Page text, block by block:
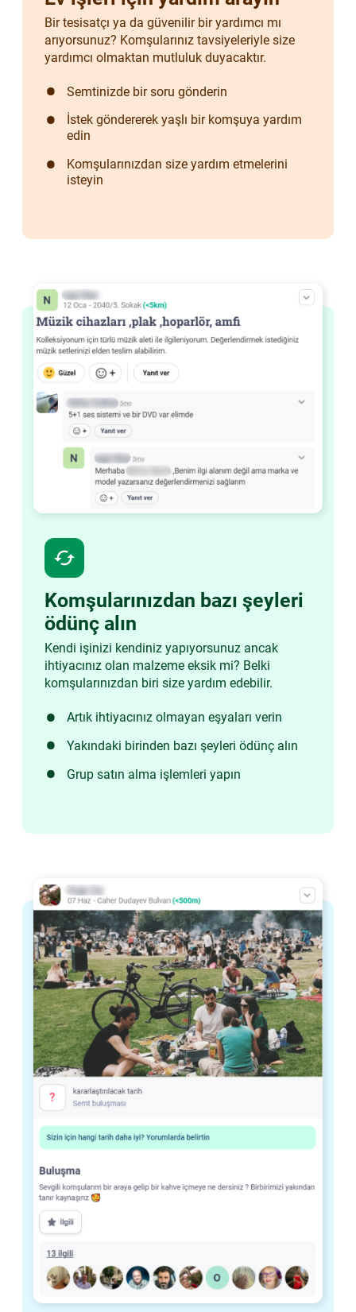
Bir tesisatçı ya da güvenilir bir yardımcı mı
arıyorsunuz? Komşularınız tavsiyeleriyle size
yardımcı olmaktan mutluluk duyacaktır.
Semtinizde bir soru gönderin
İstek göndererek yaşlı bir komşuya yardım
edin
Komşularınızdan size yardım etmelerini
isteyin
cached
Komşularınızdan bazı şeyleri
ödünç alın
Kendi işinizi kendiniz yapıyorsunuz ancak
ihtiyacınız olan malzeme eksik mi? Belki
komşularınızdan biri size yardım edebilir.
Artık ihtiyacınız olmayan eşyaları verin
Yakındaki birinden bazı şeyleri ödünç alın
Grup satın alma işlemleri yapın